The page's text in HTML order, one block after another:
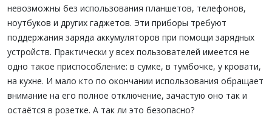
невозможны без использования планшетов, телефонов,
ноутбуков и других гаджетов. Эти приборы требуют
поддержания заряда аккумуляторов при помощи зарядных
устройств. Практически у всех пользователей имеется не
одно такое приспособление: в сумке, в тумбочке, у кровати,
на кухне. И мало кто по окончании использования обращает
внимание на его полное отключение, зачастую оно так и
остаётся в розетке. А так ли это безопасно?